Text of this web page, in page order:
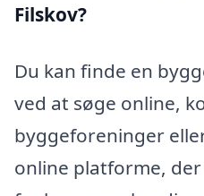
Filskov?
Du kan finde en
ved at søge online,
byggeforeninger
online platforme,